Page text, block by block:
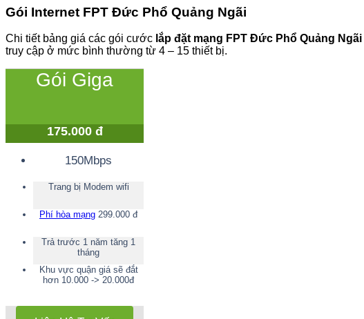
Gói Internet FPT Đức Phổ Quảng Ngãi
Chi tiết bảng giá các gói cước lắp đặt mạng FPT Đức Phổ Quảng Ngãi
truy cập ở mức bình thường từ 4 – 15 thiết bị.
Gói Giga
175.000 đ
150Mbps
Trang bị Modem wifi
Phí hòa mạng 299.000 đ
Trả trước 1 năm tăng 1
tháng
Khu vực quận giá sẽ đắt
hơn 10.000 -> 20.000đ